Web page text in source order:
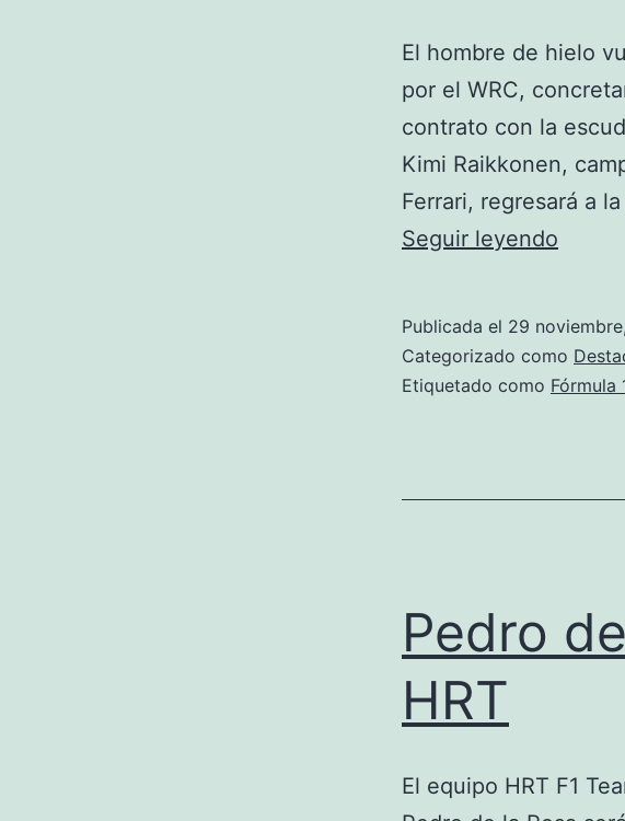
El hombre de hielo
por el WRC,
contrato con la
Kimi Raikkonen,
Ferrari, regresará a
Seguir leyendo
a
la
Publicada el 29
Categorizado como
Etiquetado como Fórmula
Pedro
HRT
El equipo HRT F1